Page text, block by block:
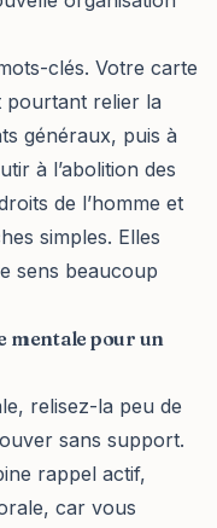
clés. Votre carte
pourtant relier la
généraux, puis à
à l’abolition des
de l’homme et
simples. Elles
sens beaucoup
mentale pour un
relisez-la peu de
sans support.
rappel actif,
car vous